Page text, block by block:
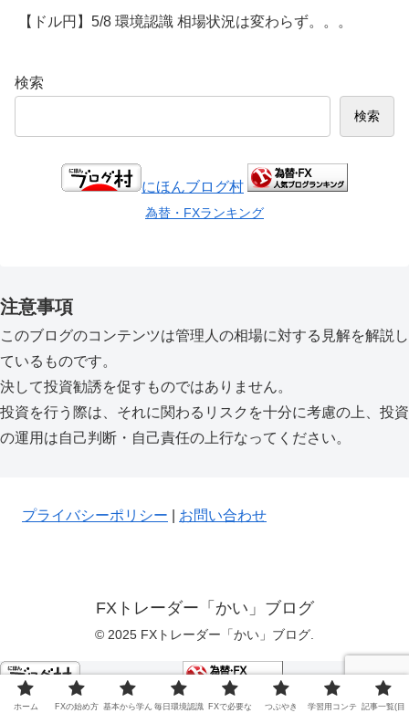
【ドル円】5/8 環境認識 相場状況は変わらず。。。
検索
検索
にほんブログ村
為替・FXランキング
注意事項
このブログのコンテンツは管理人の相場に対する見解を解説し
ているものです。
決して投資勧誘を促すものではありません。
投資を行う際は、それに関わるリスクを十分に考慮の上、投資
の運用は自己判断・自己責任の上行なってください。
プライバシーポリシー お問い合わせ
FXトレーダー「かい」ブログ
© 2025 FXトレーダー「かい」ブログ.
ホーム FXの始め方 基本から学ん 毎日環境認識 FXで必要な つぶやき 学習用コンテ 記事一覧(目
にほんブログ村